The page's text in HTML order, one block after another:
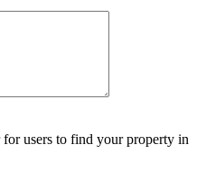
users to find your property in